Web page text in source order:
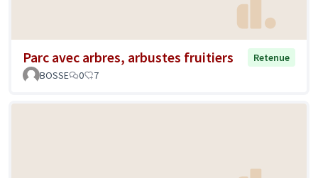
Parc avec arbres, arbustes fruitiers
Retenue
BOSSE
0 7